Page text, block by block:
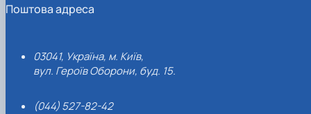
Поштова адреса
03041, Україна, м. Київ,
вул. Героїв Оборони, буд. 15.
(044) 527-82-42